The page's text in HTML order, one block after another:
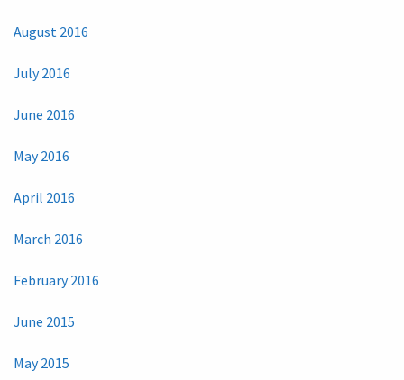
August 2016
July 2016
June 2016
May 2016
April 2016
March 2016
February 2016
June 2015
May 2015